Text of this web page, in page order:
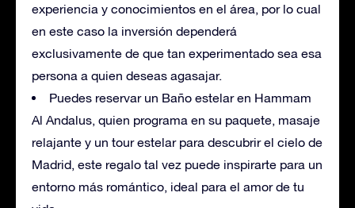
experiencia y conocimientos en el área, por lo cual
en este caso la inversión dependerá
exclusivamente de que tan experimentado sea esa
persona a quien deseas agasajar.
Puedes reservar un Baño estelar en Hammam
Al Andalus, quien programa en su paquete, masaje
relajante y un tour estelar para descubrir el cielo de
Madrid, este regalo tal vez puede inspirarte para un
entorno más romántico, ideal para el amor de tu